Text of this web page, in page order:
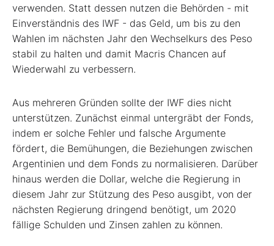
verwenden. Statt dessen nutzen die Behörden - mit
Einverständnis des IWF - das Geld, um bis zu den
Wahlen im nächsten Jahr den Wechselkurs des Peso
stabil zu halten und damit Macris Chancen auf
Wiederwahl zu verbessern.
Aus mehreren Gründen sollte der IWF dies nicht
unterstützen. Zunächst einmal untergräbt der Fonds,
indem er solche Fehler und falsche Argumente
fördert, die Bemühungen, die Beziehungen zwischen
Argentinien und dem Fonds zu normalisieren. Darüber
hinaus werden die Dollar, welche die Regierung in
diesem Jahr zur Stützung des Peso ausgibt, von der
nächsten Regierung dringend benötigt, um 2020
fällige Schulden und Zinsen zahlen zu können.